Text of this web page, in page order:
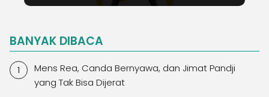
BANYAK DIBACA
Mens Rea, Canda Bernyawa, dan Jimat Pandji
yang Tak Bisa Dijerat